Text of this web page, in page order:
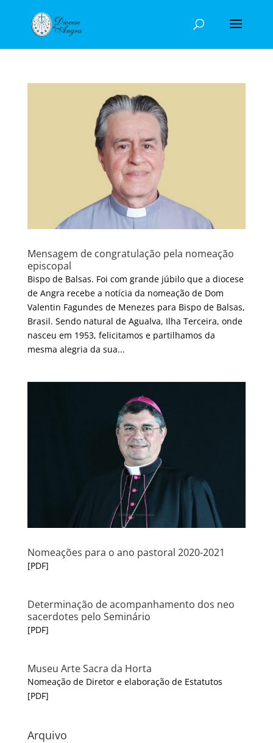
Mensagem de congratulação pela nomeação
episcopal
Bispo de Balsas. Foi com grande júbilo que a diocese
de Angra recebe a notícia da nomeação de Dom
Valentin Fagundes de Menezes para Bispo de Balsas,
Brasil. Sendo natural de Agualva, Ilha Terceira, onde
nasceu em 1953, felicitamos e partilhamos da
mesma alegria da sua...
Nomeações para o ano pastoral 2020-2021
[PDF]
Determinação de acompanhamento dos neo
sacerdotes pelo Seminário
[PDF]
Museu Arte Sacra da Horta
Nomeação de Diretor e elaboração de Estatutos
[PDF]
Arquivo